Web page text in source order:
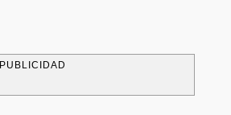
PUBLICIDAD